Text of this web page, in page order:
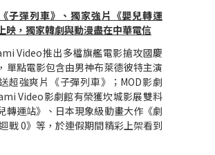
子彈列車》、獨家強片《嬰兒轉運
映，獨家韓劇與動漫盡在中華電信
Video推出多檔旗艦電影搶攻國慶
單點電影包含由男神布萊德彼特主演
超強爽片《子彈列車》；MOD影劇
Video影劇館有榮獲坎城影展雙料
轉運站》、日本現象級動畫大作《劇
戰 0》 等，於連假期間精彩上架看到